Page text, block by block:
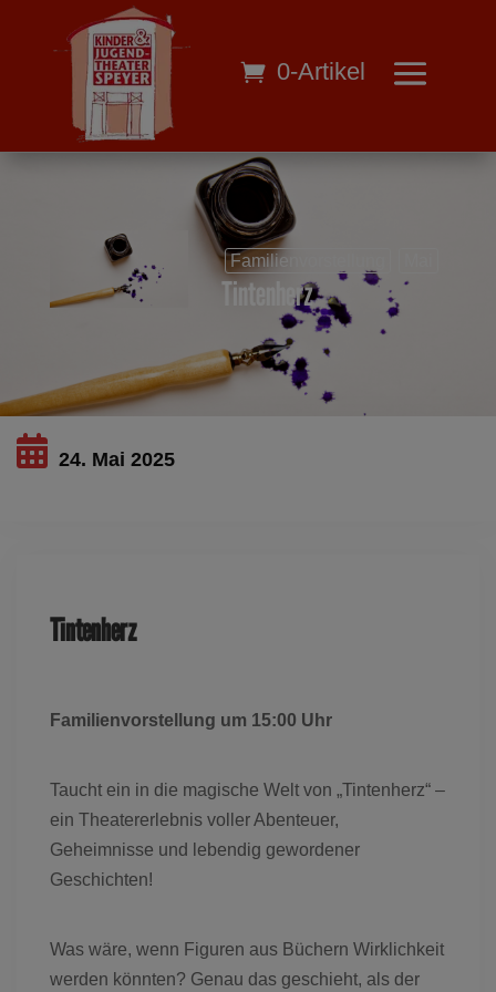
0-Artikel
Familienvorstellung
Tintenherz
24. Mai 2025
Tintenherz
Familienvorstellung um 15:00 Uhr
Taucht ein in die magische Welt von „Tintenherz“ –
ein Theatererlebnis voller Abenteuer,
Geheimnisse und lebendig gewordener
Geschichten!
Was wäre, wenn Figuren aus Büchern Wirklichkeit
werden könnten? Genau das geschieht, als der